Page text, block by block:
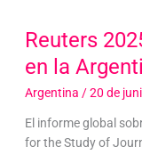
Reuters
en la
Argentina /20 de
El informe global
for the Study of